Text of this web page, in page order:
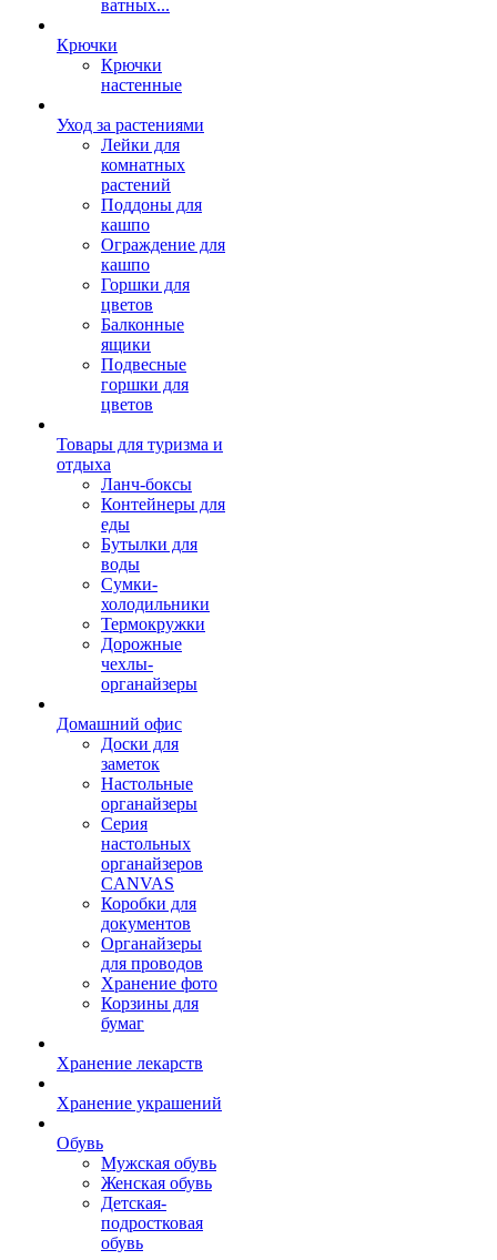
ватных...
Крючки
Крючки
настенные
Уход за растениями
Лейки для
комнатных
растений
Поддоны для
кашпо
Ограждение для
кашпо
Горшки для
цветов
Балконные
ящики
Подвесные
горшки для
цветов
Товары для туризма и
отдыха
Ланч-боксы
Контейнеры для
еды
Бутылки для
воды
Сумки-
холодильники
Термокружки
Дорожные
чехлы-
органайзеры
Домашний офис
Доски для
заметок
Настольные
органайзеры
Серия
настольных
органайзеров
CANVAS
Коробки для
документов
Органайзеры
для проводов
Хранение фото
Корзины для
бумаг
Хранение лекарств
Хранение украшений
Обувь
Мужская обувь
Женская обувь
Детская-
подростковая
обувь